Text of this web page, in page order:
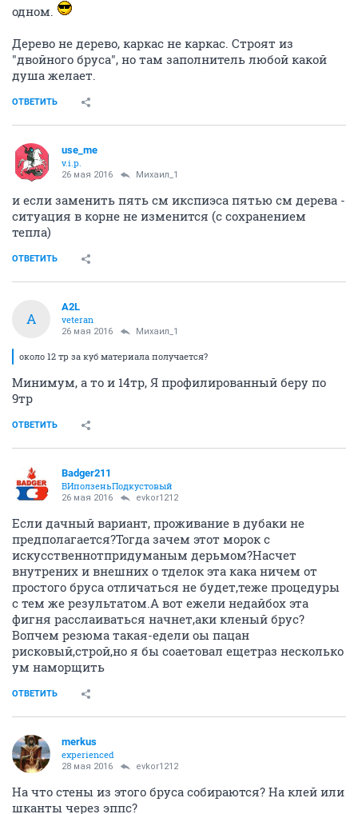
одном.
Дерево не дерево, каркас не каркас. Строят из
"двойного бруса", но там заполнитель любой какой
душа желает.
ОТВЕТИТЬ
use_me
v.i.p.
26 мая 2016 Михаил_1
и если заменить пять см икспиэса пятью см дерева -
ситуация в корне не изменится (с сохранением
тепла)
ОТВЕТИТЬ
A
A2L
veteran
26 мая 2016 Михаил_1
около 12 тр за куб материала получается?
Минимум, а то и 14тр, Я профилированный беру по
9тр
ОТВЕТИТЬ
Badger211
ВИползеньПодкустовый
26 мая 2016 evkor1212
Если дачный вариант, проживание в дубаки не
предполагается?Тогда зачем этот морок с
искусственнотпридуманым дерьмом?Насчет
внутрених и внешних о тделок эта кака ничем от
простого бруса отличаться не будет,теже процедуры
с тем же результатом.А вот ежели недайбох эта
фигня расслаиваться начнет,аки кленый брус?
Вопчем резюма такая-едели оы пацан
рисковый,строй,но я бы соаетовал ещетраз несколько
ум наморщить
ОТВЕТИТЬ
merkus
experienced
28 мая 2016 evkor1212
На что стены из этого бруса собираются? На клей или
шканты через эппс?